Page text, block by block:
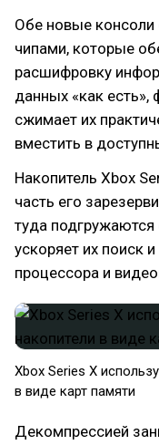
Обе новые
чипами, которые
расшифровку
данных «как есть»,
сжимает их
вместить в
Накопитель Xbox
часть его
туда подгружаются
ускоряет их поиск
процессора и
Xbox Series X
в виде карт памяти
Декомпрессией